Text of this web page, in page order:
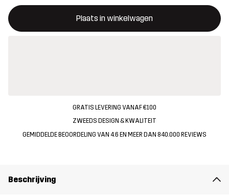
Plaats in winkelwagen
Deze knop opent een modal met de bevestiging van een
{{size}} niet beschikbaar
GRATIS LEVERING VANAF €100
ZWEEDS DESIGN & KWALITEIT
GEMIDDELDE BEOORDELING VAN 4.6 EN MEER DAN 840.000 REVIEWS
Beschrijving